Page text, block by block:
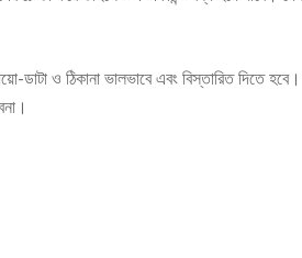
ডাটা ও ঠিকানা ভালভাবে এবং বিস্তারিত দিতে